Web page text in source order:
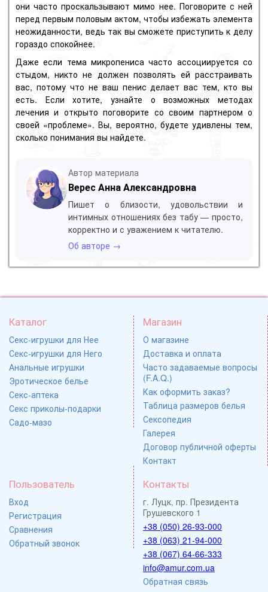
они часто проскальзывают мимо нее. Поговорите с ней
перед первым половым актом, чтобы избежать элемента
неожиданности, ведь так вы сможете приступить к делу
гораздо спокойнее.
Даже если тема микропениса часто ассоциируется со
стыдом, никто не должен позволять ей расстраивать
вас, потому что не ваш пенис делает вас тем, кто вы
есть. Если хотите, узнайте о возможных методах
лечения и открыто поговорите со своим партнером о
своей «проблеме». Вы, вероятно, будете удивлены тем,
сколько понимания вы найдете.
Автор материала
Верес Анна Александровна
Пишет о близости, удовольствии и
интимных отношениях без табу — просто,
корректно и с уважением к читателю.
Об авторе →
Каталог
Секс-игрушки для Нее
Секс-игрушки для Него
Анальные игрушки
Эротическое белье
Секс-аптека
Секс приколы-подарки
Садо-мазо
Магазин
О магазине
Доставка и оплата
Часто задаваемые вопросы
(F.A.Q.)
Как оформить заказ?
Таблица размеров белья
Сексопедия
Галерея
Договор публичной оферты
Контакт
Пользователь
Вход
Регистрация
Сравнения
Обратный звонок
Контакты
г. Луцк, пр. Президента
Грушевского 1
+38 (050) 26-93-000
+38 (063) 21-94-000
+38 (067) 64-66-333
info@amur.com.ua
Обратная связь